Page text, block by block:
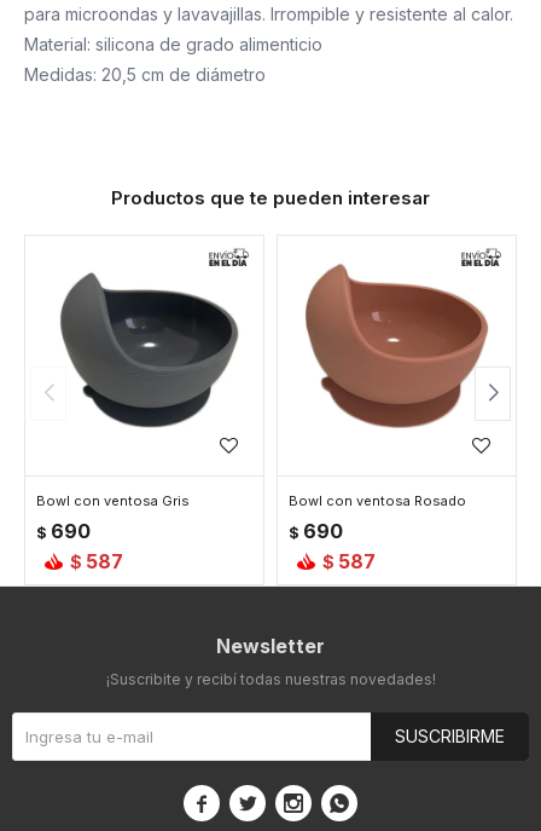
para microondas y lavavajillas. Irrompible y resistente al calor.
Material: silicona de grado alimenticio
Medidas: 20,5 cm de diámetro
Productos que te pueden interesar
Bowl con ventosa Gris
$ 690
$ 587
Bowl con ventosa Rosado
$ 690
$ 587
Newsletter
¡Suscribite y recibí todas nuestras novedades!
SUSCRIBIRME
   